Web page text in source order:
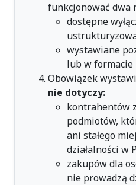
funkcjonować dwa
dostępne
wystawiane
lub w formacie
Obowiązek
nie dotyczy:
kontrahentów
podmiotów,
ani stałego
działalności w
zakupów dla
nie prowadzą